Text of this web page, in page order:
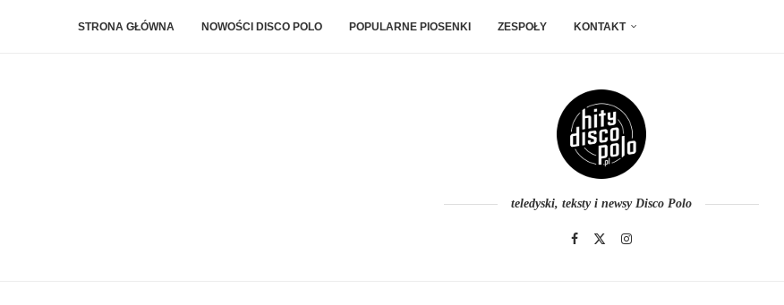
STRONA GŁÓWNA NOWOŚCI DISCO POLO POPULARNE PIOSENKI ZESPOŁY KONTAKT
teledyski, teksty i newsy Disco Polo